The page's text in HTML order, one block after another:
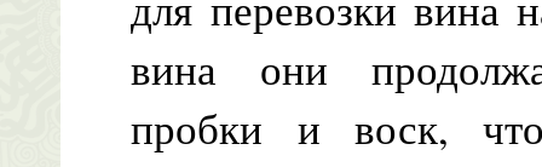
вина они
пробки и воск,